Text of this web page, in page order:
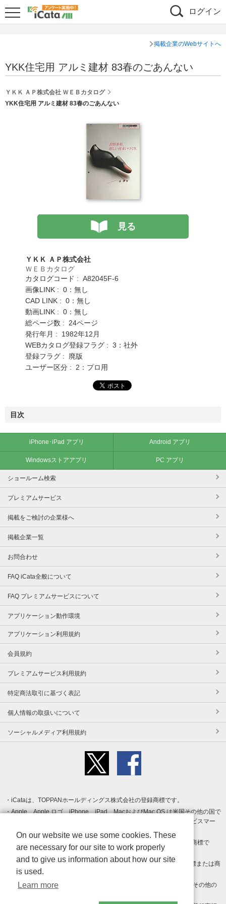
ログイン
掲載企業のWebサイトへ
YKK住宅用 アルミ建材 83春のごあんない
ＹＫＫ ＡＰ株式会社 ＷＥＢカタログ
YKK住宅用 アルミ建材 83春のごあんない
見る
ＹＫＫ ＡＰ株式会社
ＷＥＢカタログ
カタログコード : A82045F-6
画像LINK : 0：無し
CAD LINK : 0：無し
動画LINK : 0：無し
総ページ数 : 24ページ
発行年月 : 1982年12月
WEBカタログ登録フラグ : 3：社外
登録フラグ : 廃版
ユーザー区分 : 2：プロ用
目次
iPhone･iPad アプリ Android アプリ
Windowsストアアプリ PC アプリ
ショールーム検索
プレミアムサービス
掲載をご検討の企業様へ
掲載企業一覧
お問合わせ
FAQ iCata全般について
FAQ プレミアムサービスについて
アプリケーション動作環境
アプリケーション利用規約
会員規約
プレミアムサービス利用規約
特定商法取引に基づく表記
個人情報の取扱いについて
ソーシャルメディア利用規約
iCataは、TOPPANホールディングス株式会社の登録商標です。
Apple、Apple ロゴ、iPhone、iPad、MacおよびMac OS は米国その他の国で
登録された Apple Inc. の商標です。App Store は Apple Inc. のサービスマー
クです。
Android、Google Play および Google Play ロゴ は Google LLC の商標で
す。
Windows は Microsoft Inc.の米国およびその他の国における登録商標または商
標です。
Adobe、Adobe Reader、Adobe PDF は、Adobe Inc.の米国およびその他の
On our website we use some cookies. These
are necessary for our site to work properly
and to give us information about how our site
is used.
Learn more